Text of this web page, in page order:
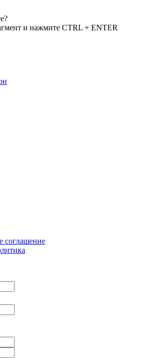
и нажмите CTRL + ENTER
соглашение